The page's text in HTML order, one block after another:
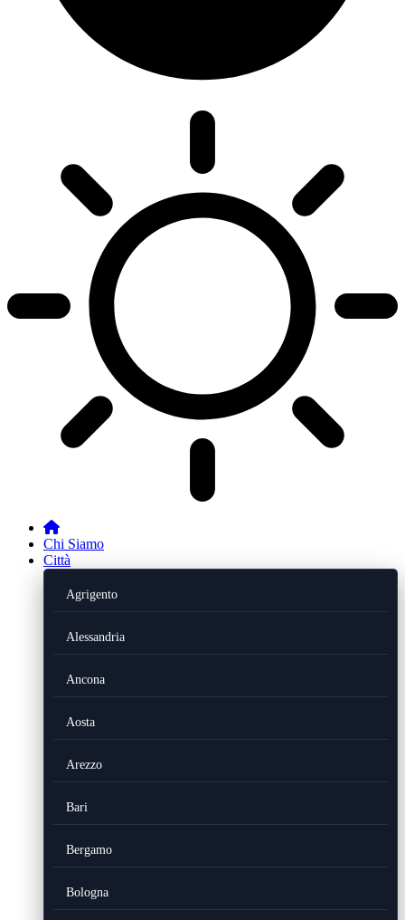
Chi Siamo
Città
Agrigento
Alessandria
Ancona
Aosta
Arezzo
Bari
Bergamo
Bologna